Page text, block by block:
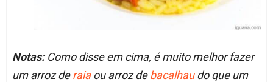
Notas:Como disse em cima, é muito melhor fazer
um arroz deraiaou arroz debacalhaudo que um